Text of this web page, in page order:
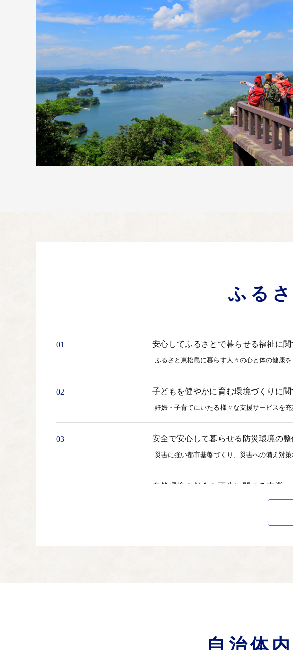
ふる
01 安心してふるさとで暮らせる福祉に
ふるさと東松島に暮らす人々の心と体の健康
02 子どもを健やかに育む環境づくりに
妊娠・子育てにいたる様々な支援サービスを
03 安全で安心して暮らせる防災環境の
災害に強い都市基盤づくり、災害への備え対
04 自然環境の保全や再生に関する事業
ふるさと東松島が誇る風光明媚な郷土を、後
自治体